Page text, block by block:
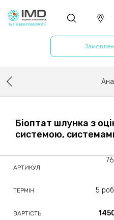
Біоптат шлунка з
системою, системами
АРТИКУЛ
ТЕРМІН
ВАРТІСТЬ
5